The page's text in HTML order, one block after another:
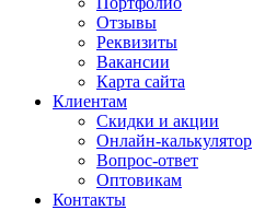
Отзывы
Реквизиты
Вакансии
Карта сайта
Клиентам
Скидки и акции
Онлайн-калькулятор
Вопрос-ответ
Оптовикам
Контакты